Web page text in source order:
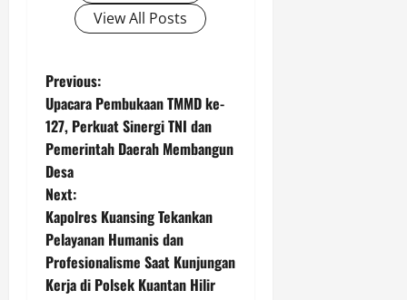
View All Posts
P
o
s
t
n
a
Previous:
Upacara Pembukaan TMMD ke-
127, Perkuat Sinergi TNI dan
Pemerintah Daerah Membangun
Desa
Next:
Kapolres Kuansing Tekankan
Pelayanan Humanis dan
Profesionalisme Saat Kunjungan
Kerja di Polsek Kuantan Hilir